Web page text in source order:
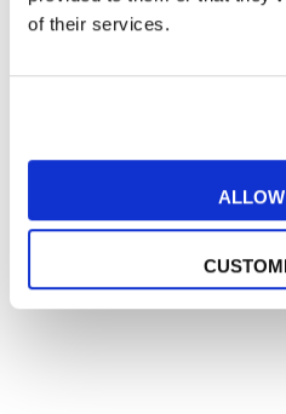
of their services.
al trattamento dei miei dati
all’informativa privacy
** le sedi contrassegnate con * offrono
RICHIEDI